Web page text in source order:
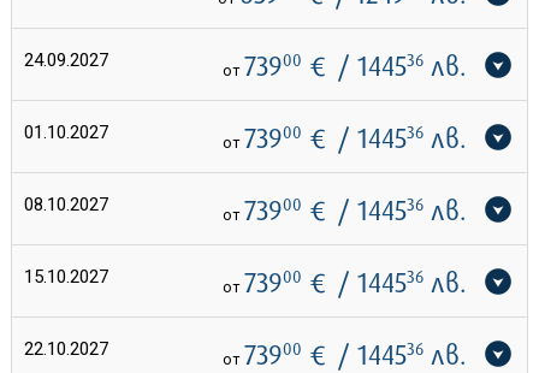
24.09.2027 от 73900 € / 144536лв.
01.10.2027 от 73900 € / 144536лв.
08.10.2027 от 73900 € / 144536лв.
15.10.2027 от 73900 € / 144536лв.
22.10.2027 от 73900 € / 144536лв.